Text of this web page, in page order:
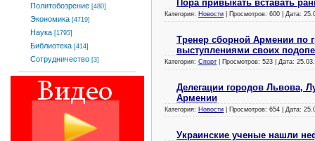
Политобозрение [480]
Экономика [4719]
Наука [1795]
Библиотека [414]
Сотрудничество [3]
Пора привыкать вставать
Категория: Новости | Просмотров: 600 | Дата:
Тренер сборной Армении по
выступлениями своих
Категория: Спорт | Просмотров: 523 | Дата:
Делегации городов Львова,
Армении
Категория: Новости | Просмотров: 654 | Дата:
Украинские ученые нашли